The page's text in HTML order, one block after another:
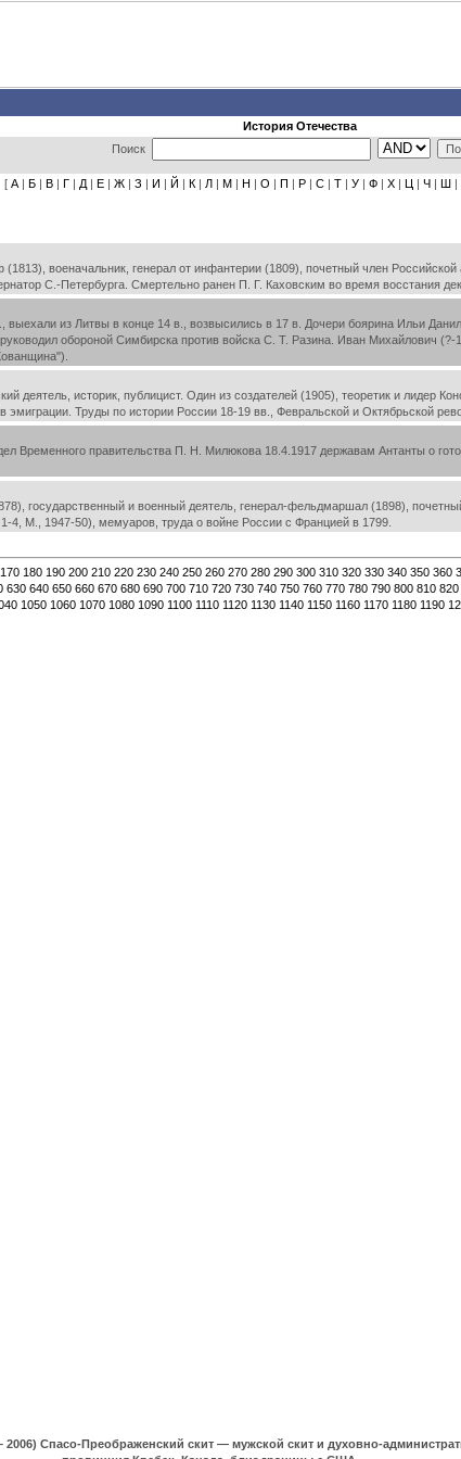
История Отечества
Поиск
[ А | Б | В | Г | Д | Е | Ж | З | И | Й | К | Л | М | Н | О | П | Р | С | Т | У | Ф | Х | Ц | Ч | Ш |
военачальник, генерал от инфантерии (1809), почетный член
С.-Петербурга. Смертельно ранен П. Г. Каховским во время восстания
выехали из Литвы в конце 14 в., возвысились в 17 в. Дочери боярина Ильи
обороной Симбирска против войска С. Т. Разина. Иван Михайлович
деятель, историк, публицист. Один из создателей (1905), теоретик и лидер
эмиграции. Труды по истории России 18-19 вв., Февральской и Октябрьской
Временного правительства П. Н. Милюкова 18.4.1917 державам Антанты о
государственный и военный деятель, генерал-фельдмаршал (1898),
4, М., 1947-50), мемуаров, труда о войне России с Францией в 1799.
170 180 190 200 210 220 230 240 250 260 270 280 290 300 310 320 330 340 350 360
630 640 650 660 670 680 690 700 710 720 730 740 750 760 770 780 790 800 810 820
1050 1060 1070 1080 1090 1100 1110 1120 1130 1140 1150 1160 1170 1180 1190
2006) Спасо-Преображенский скит — мужской скит и духовно-